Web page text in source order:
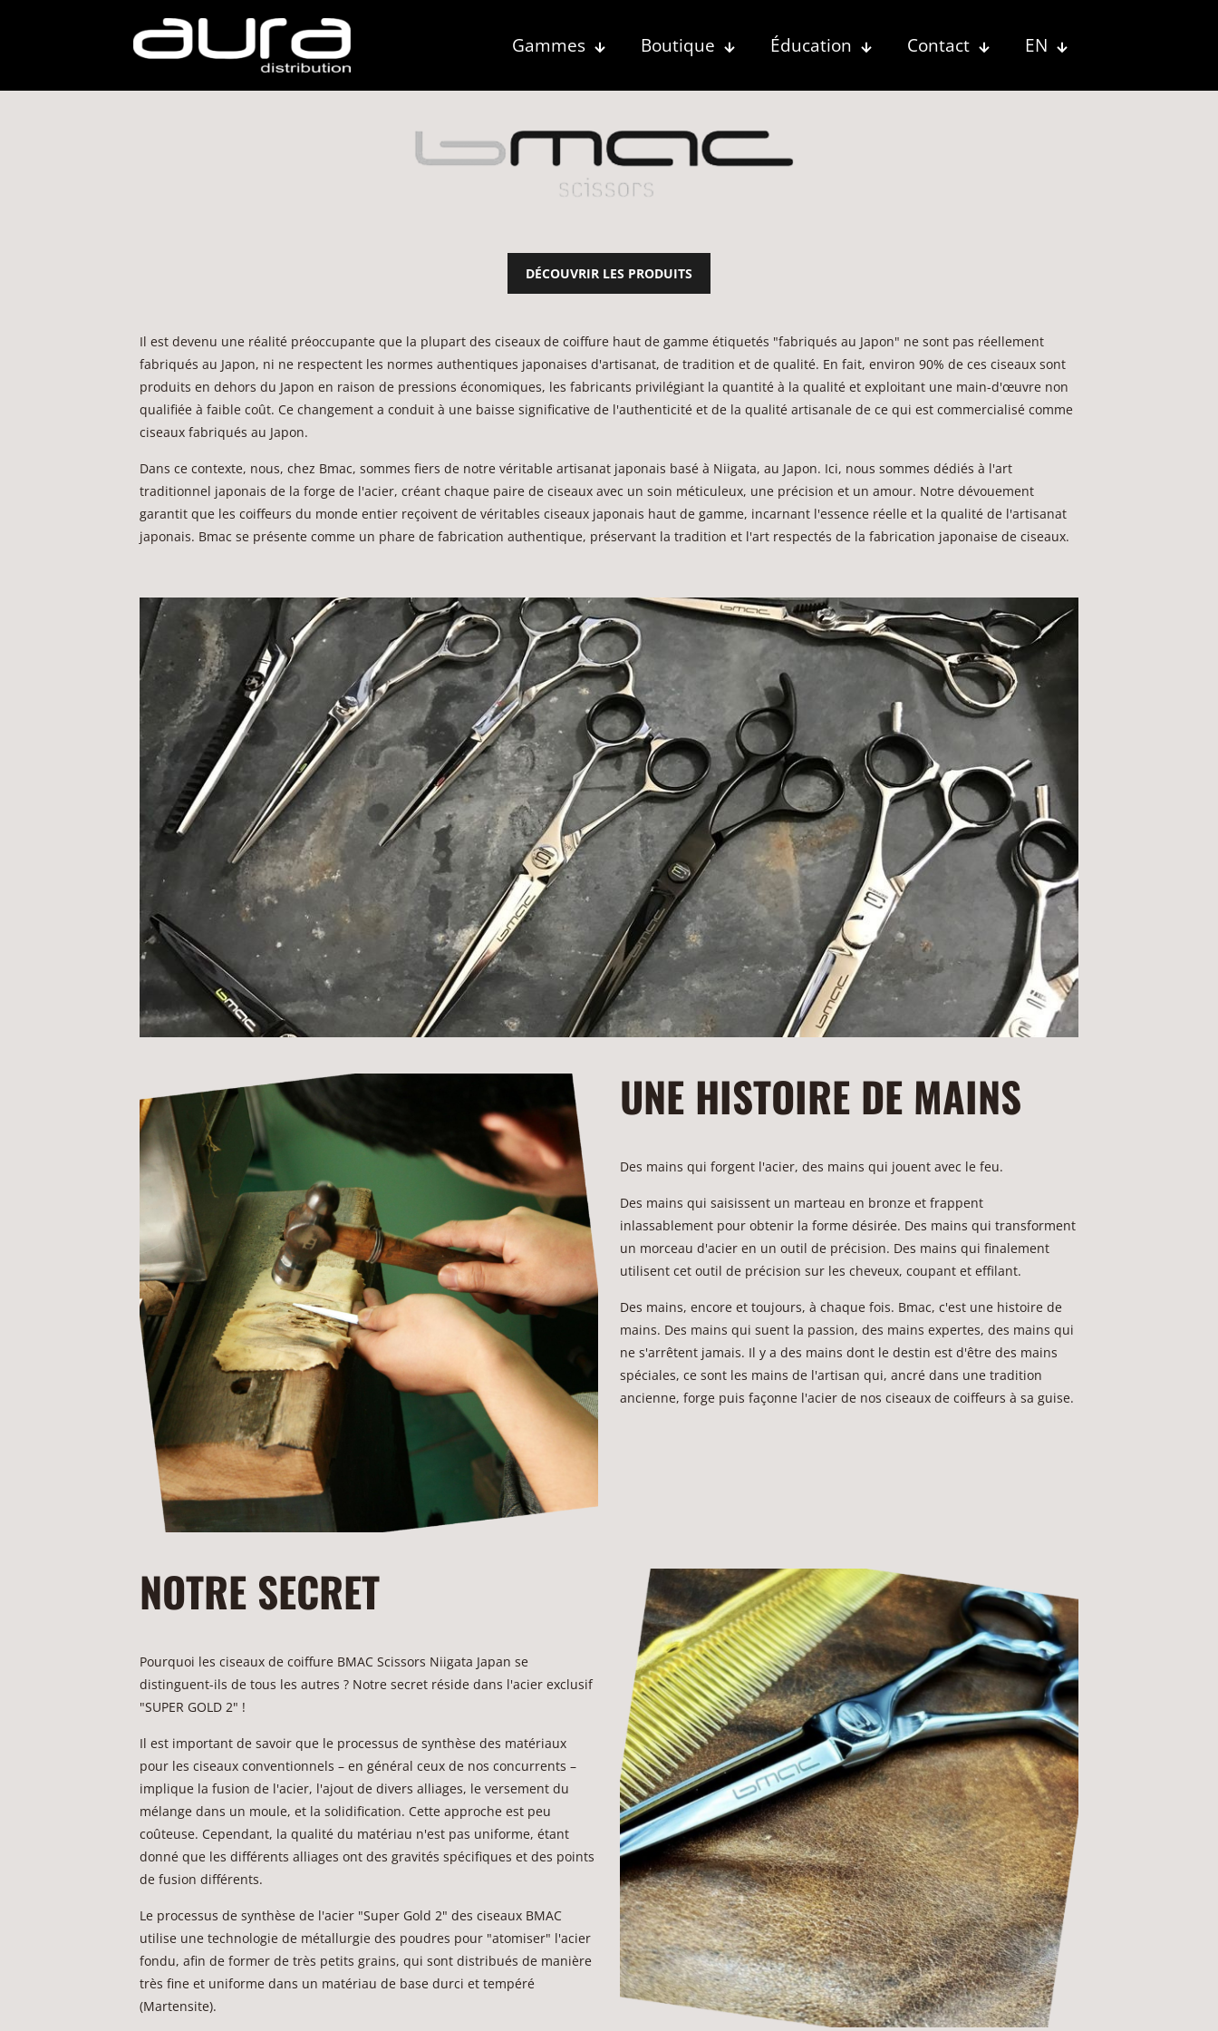
Gammes Boutique Éducation Contact EN
DÉCOUVRIR LES PRODUITS
Il est devenu une réalité préoccupante que la plupart des ciseaux de coiffure haut de gamme étiquetés "fabriqués au Japon" ne sont pas réellement
fabriqués au Japon, ni ne respectent les normes authentiques japonaises d'artisanat, de tradition et de qualité. En fait, environ 90% de ces ciseaux sont
produits en dehors du Japon en raison de pressions économiques, les fabricants privilégiant la quantité à la qualité et exploitant une main-d'œuvre non
qualifiée à faible coût. Ce changement a conduit à une baisse significative de l'authenticité et de la qualité artisanale de ce qui est commercialisé comme
ciseaux fabriqués au Japon.
Dans ce contexte, nous, chez Bmac, sommes fiers de notre véritable artisanat japonais basé à Niigata, au Japon. Ici, nous sommes dédiés à l'art
traditionnel japonais de la forge de l'acier, créant chaque paire de ciseaux avec un soin méticuleux, une précision et un amour. Notre dévouement
garantit que les coiffeurs du monde entier reçoivent de véritables ciseaux japonais haut de gamme, incarnant l'essence réelle et la qualité de l'artisanat
japonais. Bmac se présente comme un phare de fabrication authentique, préservant la tradition et l'art respectés de la fabrication japonaise de ciseaux.
UNE HISTOIRE DE MAINS
Des mains qui forgent l'acier, des mains qui jouent avec le feu.
Des mains qui saisissent un marteau en bronze et frappent
inlassablement pour obtenir la forme désirée. Des mains qui transforment
un morceau d'acier en un outil de précision. Des mains qui finalement
utilisent cet outil de précision sur les cheveux, coupant et effilant.
Des mains, encore et toujours, à chaque fois. Bmac, c'est une histoire de
mains. Des mains qui suent la passion, des mains expertes, des mains qui
ne s'arrêtent jamais. Il y a des mains dont le destin est d'être des mains
spéciales, ce sont les mains de l'artisan qui, ancré dans une tradition
ancienne, forge puis façonne l'acier de nos ciseaux de coiffeurs à sa guise.
NOTRE SECRET
Pourquoi les ciseaux de coiffure BMAC Scissors Niigata Japan se
distinguent-ils de tous les autres ? Notre secret réside dans l'acier exclusif
"SUPER GOLD 2" !
Il est important de savoir que le processus de synthèse des matériaux
pour les ciseaux conventionnels – en général ceux de nos concurrents –
implique la fusion de l'acier, l'ajout de divers alliages, le versement du
mélange dans un moule, et la solidification. Cette approche est peu
coûteuse. Cependant, la qualité du matériau n'est pas uniforme, étant
donné que les différents alliages ont des gravités spécifiques et des points
de fusion différents.
Le processus de synthèse de l'acier "Super Gold 2" des ciseaux BMAC
utilise une technologie de métallurgie des poudres pour "atomiser" l'acier
fondu, afin de former de très petits grains, qui sont distribués de manière
très fine et uniforme dans un matériau de base durci et tempéré
(Martensite).